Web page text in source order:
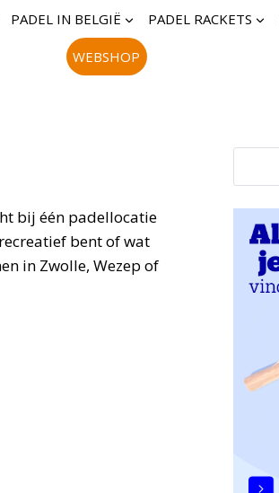
PADEL IN BELGIË PADEL RACKETS
WEBSHOP
bij één padellocatie
bent of wat
in Zwolle, Wezep of